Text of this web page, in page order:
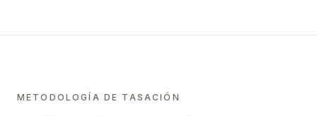
METODOLOGÍA DE TASACIÓN